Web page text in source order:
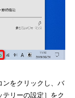
ンをクリックし、バ
テリーの設定］をク